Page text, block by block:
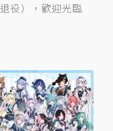
役），歡迎光臨